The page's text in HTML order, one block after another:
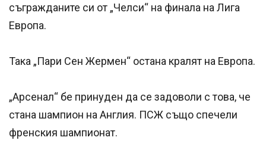
съгражданите си от „Челси“ на финала на Лига
Европа.
Така „Пари Сен Жермен“ остана кралят на Европа.
„Арсенал“ бе принуден да се задоволи с това, че
стана шампион на Англия. ПСЖ също спечели
френския шампионат.